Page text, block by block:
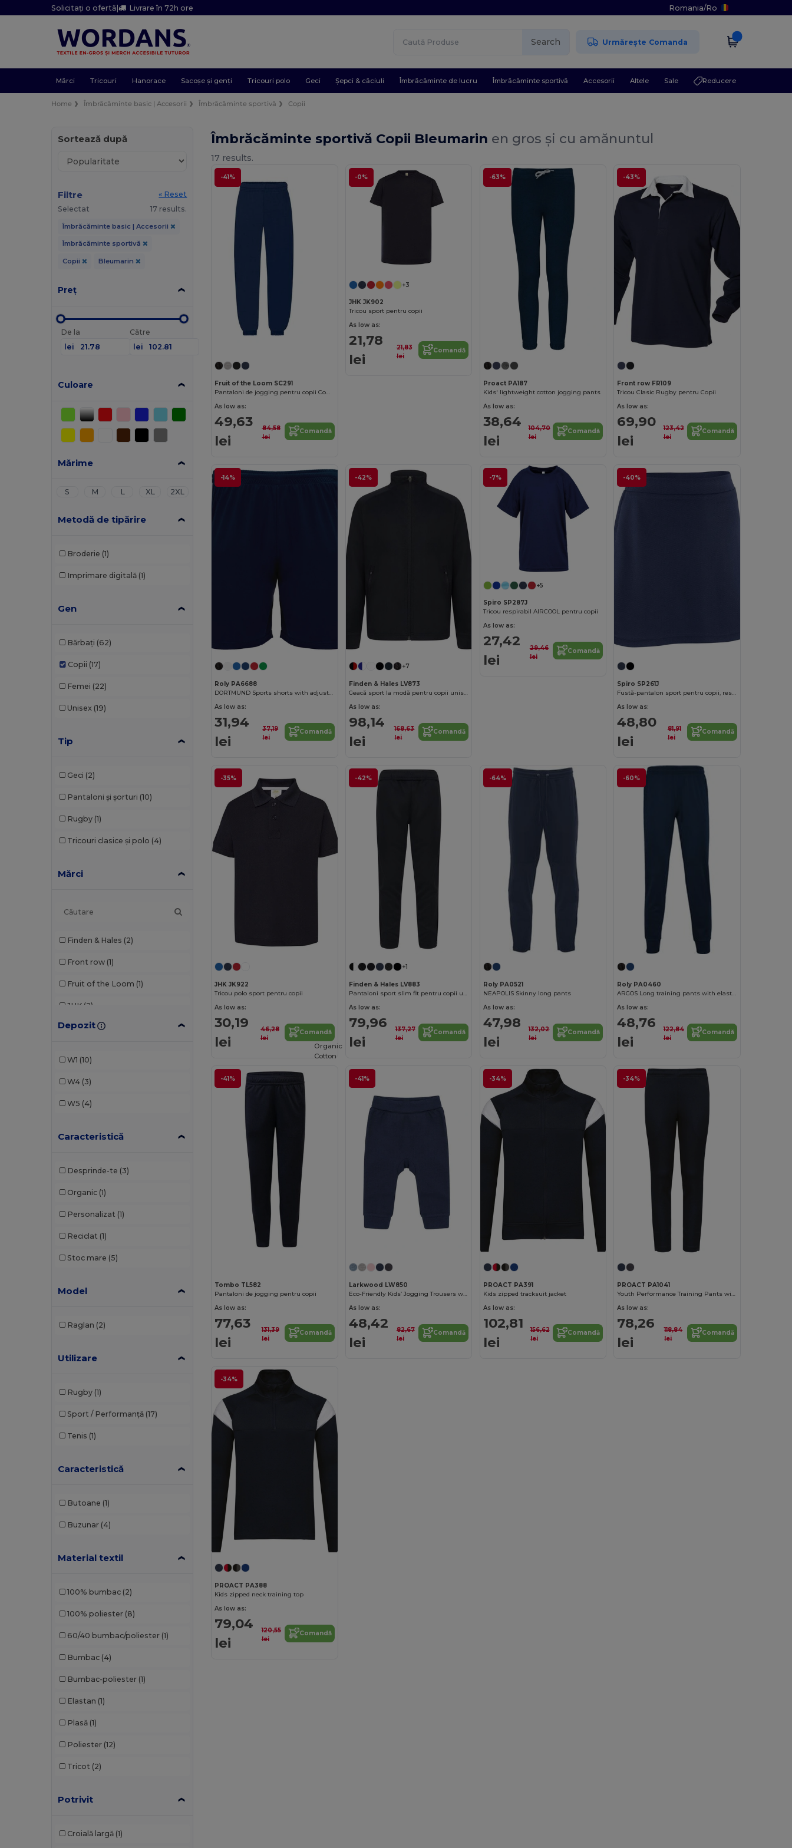
Solicitați o ofertă| Livrare în 72h ore Romania/Ro
Search Urmărește Comanda
Mărci Tricouri Hanorace Sacoșe și genți Tricouri polo Geci Șepci & căciuli Îmbrăcăminte de lucru Îmbrăcăminte sportivă Accesorii Altele Sale Reducere
Home Îmbrăcăminte basic | Accesorii Îmbrăcăminte sportivă Copii
Sortează după
Filtre
« Reset
Selectat
17 results.
Îmbrăcăminte basic | Accesorii
Îmbrăcăminte sportivă
Copii Bleumarin
Preț
De la
lei
Către
lei
Culoare
Mărime
S M L XL 2XL
Metodă de tipărire
Broderie (1)
Imprimare digitală (1)
Gen
Bărbați (62)
Copii (17)
Femei (22)
Unisex (19)
Tip
Geci (2)
Pantaloni și șorturi (10)
Rugby (1)
Tricouri clasice și polo (4)
Mărci
Finden & Hales (2)
Front row (1)
Fruit of the Loom (1)
JHK (2)
Larkwood
Depozit
W1 (10)
W4 (3)
W5 (4)
Caracteristică
Desprinde-te (3)
Organic (1)
Personalizat (1)
Reciclat (1)
Stoc mare (5)
Model
Raglan (2)
Utilizare
Rugby (1)
Sport / Performanță (17)
Tenis (1)
Caracteristică
Butoane (1)
Buzunar (4)
Material textil
100% bumbac (2)
100% poliester (8)
60/40 bumbac/poliester (1)
Bumbac (4)
Bumbac-poliester (1)
Elastan (1)
Plasă (1)
Poliester (12)
Tricot (2)
Potrivit
Croială largă (1)
Îmbrăcăminte sportivă Copii Bleumarin en gros și cu amănuntul
17 results.
-41%
Fruit of the Loom SC291
Pantaloni de jogging pentru copii Comfort Fit cu talie elastică
As low as:
49,63
lei
84,58
lei
Comandă
-0%
+3
JHK JK902
Tricou sport pentru copii
As low as:
21,78
lei
21,83
lei
Comandă
-63%
Proact PA187
Kids' lightweight cotton jogging pants
As low as:
38,64
lei
104,70
lei
Comandă
-43%
Front row FR109
Tricou Clasic Rugby pentru Copii
As low as:
69,90
lei
123,42
lei
Comandă
-14%
Roly PA6688
DORTMUND Sports shorts with adjustable elastic waistband
As low as:
31,94
lei
37,19
lei
Comandă
-42%
+7
Finden & Hales LV873
Geacă sport la modă pentru copii unisex cu buzunare cu fermoar
As low as:
98,14
lei
168,63
lei
Comandă
-7%
+5
Spiro SP287J
Tricou respirabil AIRCOOL pentru copii
As low as:
27,42
lei
29,46
lei
Comandă
-40%
Spiro SP261J
Fustă-pantalon sport pentru copii, respirabilă și cu uscare rapidă.
As low as:
48,80
lei
81,91
lei
Comandă
-35%
JHK JK922
Tricou polo sport pentru copii
As low as:
30,19
lei
46,28
lei
Comandă
-42%
+1
Finden & Hales LV883
Pantaloni sport slim fit pentru copii unisex cu fermoare
As low as:
79,96
lei
137,27
lei
Comandă
-64%
Roly PA0521
NEAPOLIS Skinny long pants
As low as:
47,98
lei
132,02
lei
Comandă
-60%
Roly PA0460
ARGOS Long training pants with elastic and adjustable waistband
As low as:
48,76
lei
122,84
lei
Comandă
-41%
Tombo TL582
Pantaloni de jogging pentru copii
As low as:
77,63
lei
131,39
lei
Comandă
-41%
Organic
Cotton
Larkwood LW850
Eco-Friendly Kids’ Jogging Trousers with Recycled Fabric
As low as:
48,42
lei
82,67
lei
Comandă
-34%
PROACT PA391
Kids zipped tracksuit jacket
As low as:
102,81
lei
156,62
lei
Comandă
-34%
PROACT PA1041
Youth Performance Training Pants with Zippered Pockets
As low as:
78,26
lei
118,84
lei
Comandă
-34%
PROACT PA388
Kids zipped neck training top
As low as:
79,04
lei
120,55
lei
Comandă